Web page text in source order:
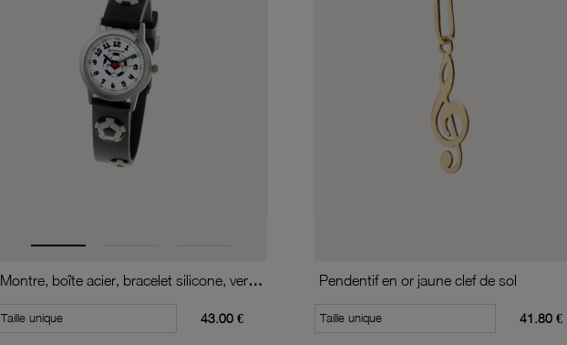
Montre, boîte acier, bracelet silicone, verre minéral, kids
Taille unique 43.00 €
Pendentif en or jaune clef de sol
Taille unique 41.80 €